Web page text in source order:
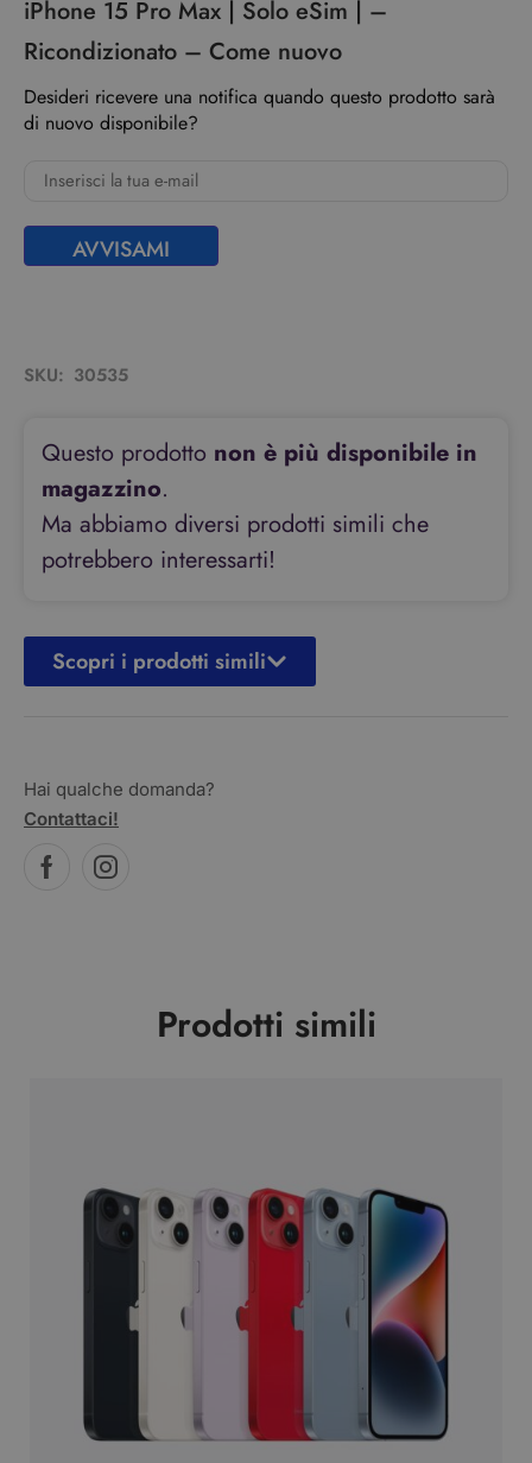
iPhone 15 Pro Max | Solo eSim | –
Ricondizionato – Come nuovo
Desideri ricevere una notifica quando questo prodotto sarà
di nuovo disponibile?
AVVISAMI
SKU: 30535
Questo prodotto non è più disponibile in
magazzino.
Ma abbiamo diversi prodotti simili che
potrebbero interessarti!
Scopri i prodotti simili
Hai qualche domanda?
Contattaci!
Prodotti simili